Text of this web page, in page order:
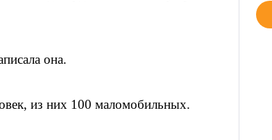
она.
из них 100 маломобильных.